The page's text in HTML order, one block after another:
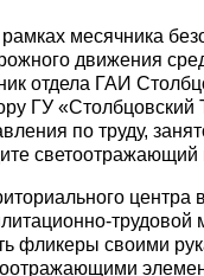
рамках месячника
движения
отдела ГАИ
ГУ
по труду,
светоотражающий
центра
трудовой
фликеры своими